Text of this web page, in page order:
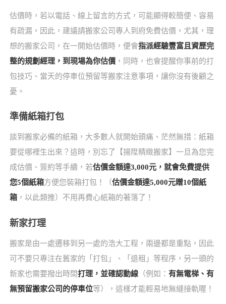
估價時，若以電話、線上留言的方式，可能顯得較簡便、容易
有疏漏，因此，建議請搬家公司專人到府免費估價，尤其，理
想的搬家公司，在一開始估價時，便會指派經驗豐富且資歷完
整的規劃經理，到現場為你估價，同時，也會提醒你事前的打
包技巧、當天的停車位預留等搬家注意事項，讓你沒有後顧之
憂。
準備紙箱打包
談到搬家必備的紙箱，大多數人就開始頭痛、茫然無措：紙箱
要從哪裡生出來？這時，別忘了【揚陞精緻搬家】一旦為您完
成估價、簽約等手續，若估價金額達3,000元，就會免費提供
您5個紙箱方便您裝箱打包！（估價金額達5,000元贈10個紙
箱，以此類推）不用再費心紙箱的著落了！
新家打理
搬家是由一處遷移到另一處的浩大工程，兩邊都是重點，因此
可不要只專注在舊家的「打包」、「退租」等程序，另一頭的
新家也需要撥出時間打理，並確認動線（例如： 有無電梯、有
無預留搬家公司的停車位等），這樣才能輕易地無縫接軌喔！